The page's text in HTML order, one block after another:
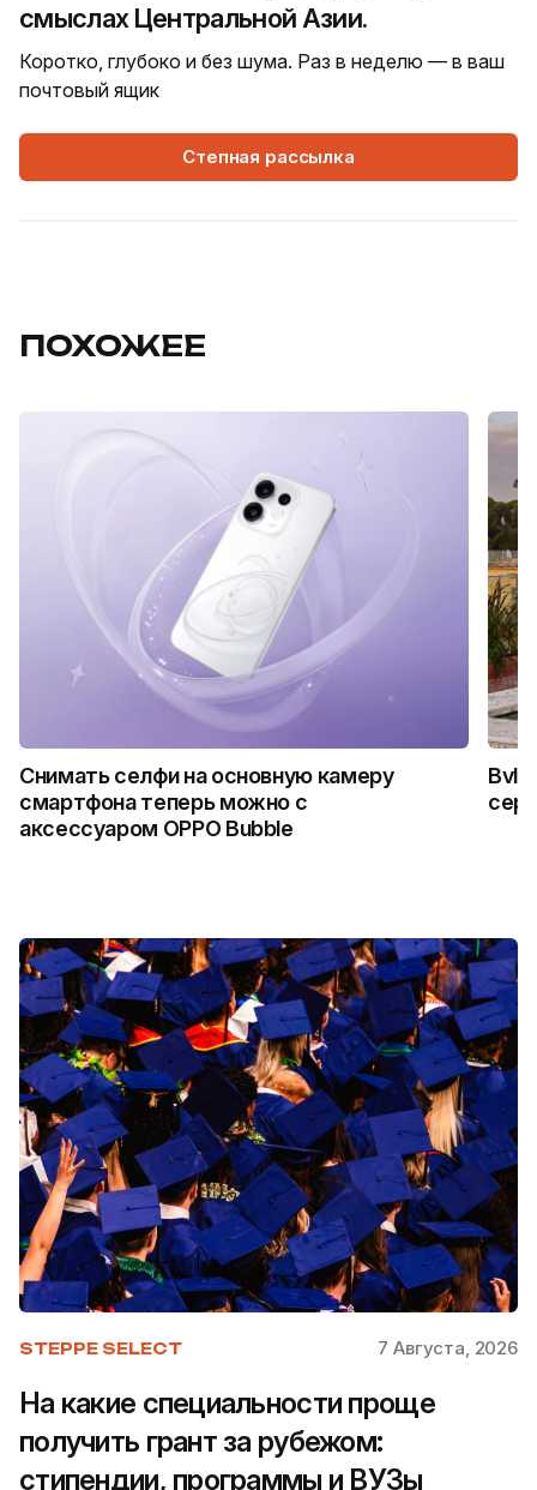
смыслах Центральной Азии.
Коротко, глубоко и без шума. Раз в неделю — в ваш
почтовый ящик
Степная рассылка
ПОХОЖЕЕ
Снимать селфи на основную камеру
смартфона теперь можно с
аксессуаром OPPO Bubble
STEPPE SELECT 7 Августа, 2026
На какие специальности проще
получить грант за рубежом:
стипендии, программы и ВУЗы